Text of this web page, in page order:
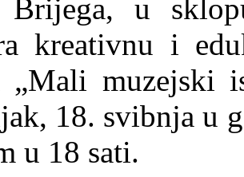
Brijega, u
kreativnu i
„Mali muzejski
18. svibnja u
u 18 sati.